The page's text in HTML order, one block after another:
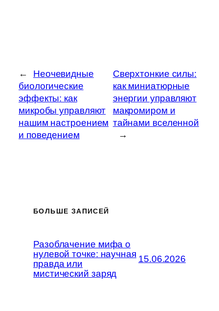
←
Неочевидные
биологические
эффекты: как
микробы управляют
нашим настроением
и поведением
Сверхтонкие силы:
как миниатюрные
энергии управляют
макромиром и
тайнами вселенной
→
БОЛЬШЕ ЗАПИСЕЙ
Разоблачение мифа о
нулевой точке: научная
правда или
мистический заряд
15.06.2026